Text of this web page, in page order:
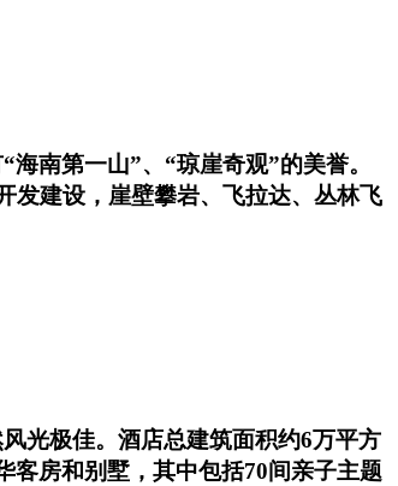
南第一山”、“琼崖奇观”的美誉。
发建设，崖壁攀岩、飞拉达、丛林飞
光极佳。酒店总建筑面积约6万平方
客房和别墅，其中包括70间亲子主题